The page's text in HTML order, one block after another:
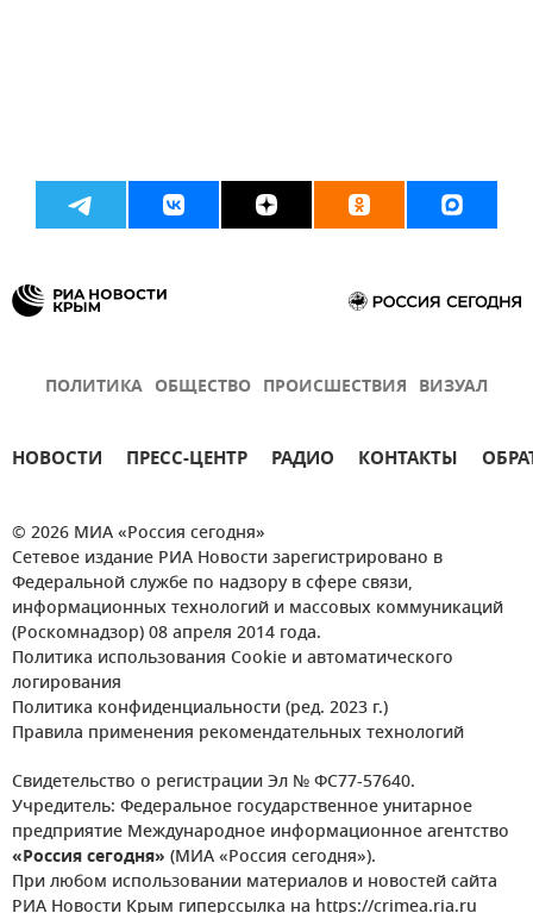
ПОЛИТИКА ОБЩЕСТВО ПРОИСШЕСТВИЯ ВИЗУАЛ
НОВОСТИ ПРЕСС-ЦЕНТР РАДИО КОНТАКТЫ
© 2026 МИА «Россия сегодня»
Сетевое издание РИА Новости зарегистрировано в
Федеральной службе по надзору в сфере связи,
информационных технологий и массовых коммуникаций
(Роскомнадзор) 08 апреля 2014 года.
Политика использования Cookie и автоматического
логирования
Политика конфиденциальности (ред. 2023 г.)
Правила применения рекомендательных технологий
Свидетельство о регистрации Эл № ФС77-57640.
Учредитель: Федеральное государственное унитарное
предприятие Международное информационное агентство
«Россия сегодня» (МИА «Россия сегодня»).
При любом использовании материалов и новостей сайта